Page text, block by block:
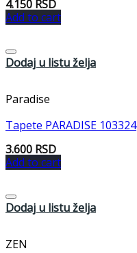
4.150 RSD
Add to cart
Dodaj u listu želja
Paradise
Tapete PARADISE 103324
3.600 RSD
Add to cart
Dodaj u listu želja
ZEN